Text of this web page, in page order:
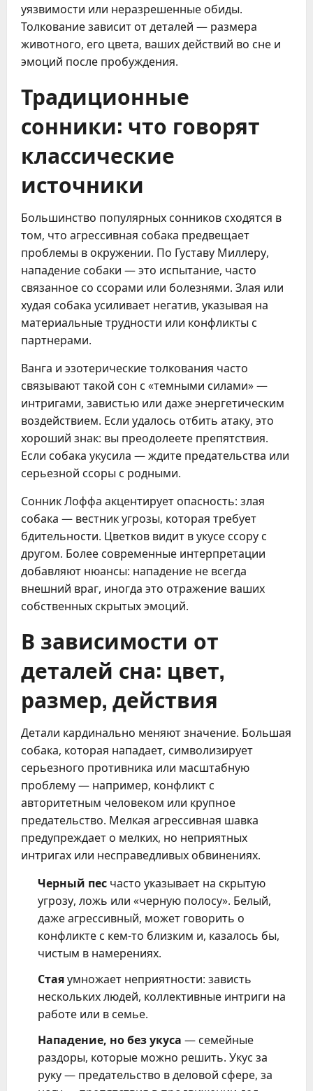
уязвимости или неразрешенные обиды.
Толкование зависит от деталей — размера
животного, его цвета, ваших действий во сне и
эмоций после пробуждения.
Традиционные
сонники: что говорят
классические
источники
Большинство популярных сонников сходятся в
том, что агрессивная собака предвещает
проблемы в окружении. По Густаву Миллеру,
нападение собаки — это испытание, часто
связанное со ссорами или болезнями. Злая или
худая собака усиливает негатив, указывая на
материальные трудности или конфликты с
партнерами.
Ванга и эзотерические толкования часто
связывают такой сон с «темными силами» —
интригами, завистью или даже энергетическим
воздействием. Если удалось отбить атаку, это
хороший знак: вы преодолеете препятствия.
Если собака укусила — ждите предательства или
серьезной ссоры с родными.
Сонник Лоффа акцентирует опасность: злая
собака — вестник угрозы, которая требует
бдительности. Цветков видит в укусе ссору с
другом. Более современные интерпретации
добавляют нюансы: нападение не всегда
внешний враг, иногда это отражение ваших
собственных скрытых эмоций.
В зависимости от
деталей сна: цвет,
размер, действия
Детали кардинально меняют значение. Большая
собака, которая нападает, символизирует
серьезного противника или масштабную
проблему — например, конфликт с
авторитетным человеком или крупное
предательство. Мелкая агрессивная шавка
предупреждает о мелких, но неприятных
интригах или несправедливых обвинениях.
Черный пес часто указывает на скрытую
угрозу, ложь или «черную полосу». Белый,
даже агрессивный, может говорить о
конфликте с кем-то близким и, казалось бы,
чистым в намерениях.
Стаяумножает неприятности: зависть
нескольких людей, коллективные интриги на
работе или в семье.
Нападение, но без укуса — семейные
раздоры, которые можно решить. Укус за
руку — предательство в деловой сфере, за